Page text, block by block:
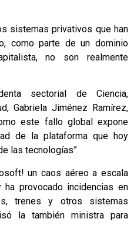
sistemas privativos que han
como parte de un dominio
no son realmente
sectorial de Ciencia,
Gabriela Jiménez Ramírez,
este fallo global expone
de la plataforma que hoy
las tecnologías”.
un caos aéreo a escala
provocado incidencias en
trenes y otros sistemas
la también ministra para